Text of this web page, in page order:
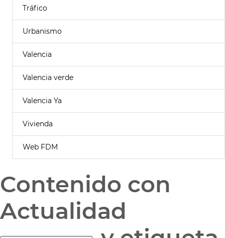
Tráfico
Urbanismo
Valencia
Valencia verde
Valencia Ya
Vivienda
Web FDM
Contenido con
Actualidad